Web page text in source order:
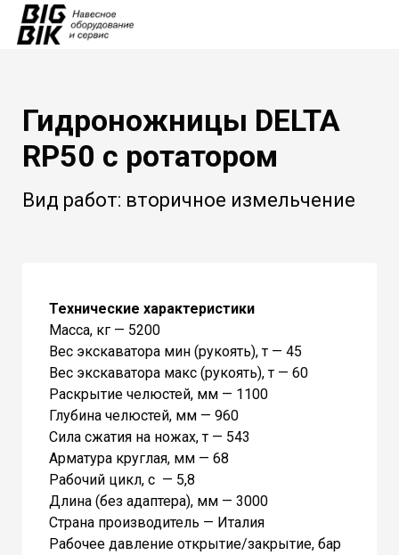
Гидроножницы DELTA
RP50 с ротатором
Вид работ: вторичное измельчение
Технические характеристики
Масса, кг — 5200
Вес экскаватора мин (рукоять), т — 45
Вес экскаватора макс (рукоять), т — 60
Раскрытие челюстей, мм — 1100
Глубина челюстей, мм — 960
Сила сжатия на ножах, т — 543
Арматура круглая, мм — 68
Рабочий цикл, с — 5,8
Длина (без адаптера), мм — 3000
Страна производитель — Италия
Рабочее давление открытие/закрытие, бар